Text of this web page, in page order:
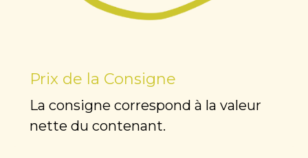
Prix de la Consigne
La consigne correspond à la valeur
nette du contenant.